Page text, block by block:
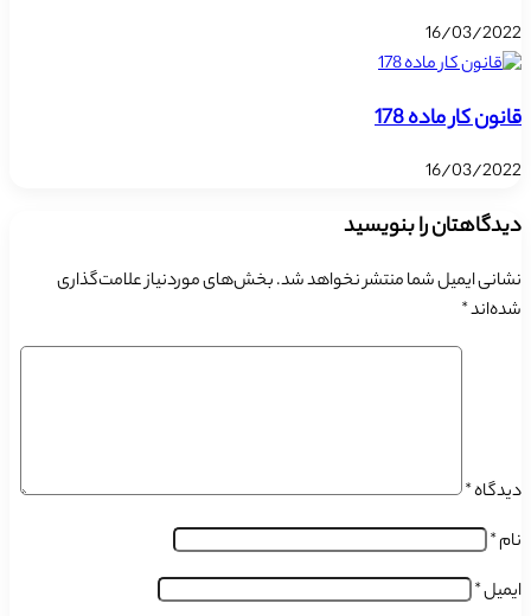
16/03/2022
قانون کار ماده 178
16/03/2022
دیدگاهتان را بنویسید
نشانی ایمیل شما منتشر نخواهد شد.بخش‌های موردنیاز علامت‌گذاری
شده‌اند*
دیدگاه*
نام*
ایمیل*